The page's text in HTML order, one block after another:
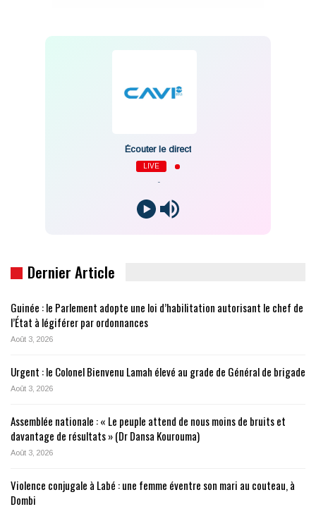
Écouter le direct
LIVE
Dernier Article
Guinée : le Parlement adopte une loi d’habilitation autorisant le chef de
l’État à légiférer par ordonnances
Août 3, 2026
Urgent : le Colonel Bienvenu Lamah élevé au grade de Général de brigade
Août 3, 2026
Assemblée nationale : « Le peuple attend de nous moins de bruits et
davantage de résultats » (Dr Dansa Kourouma)
Août 3, 2026
Violence conjugale à Labé : une femme éventre son mari au couteau, à
Dombi